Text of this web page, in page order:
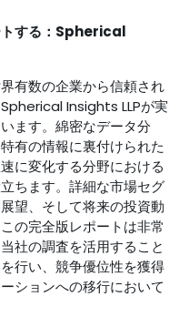
トする：Spherical
有数の企業から信頼され
Insights LLPが実
ます。綿密なデータ分
有の情報に裏付けられた
に変化する分野における
ちます。詳細な市場セグ
望、そして将来の投資動
の完全版レポートは非​​常
社の調査を活用すること
行い、競争優位性を獲得
ションへの移行において